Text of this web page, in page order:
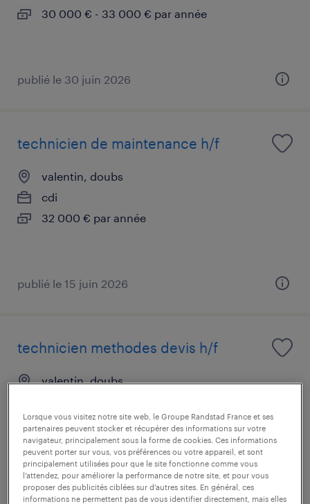
30 000 € - 33 000 € par année
publié le 30 juin 2026
technicien de maintenance h/f
valentin, doubs
cdi
32 000 € par année
publié le 15 juin 2026
technicien methodes devis h/f
valentin, doubs
35 000 € - 40 000 € par année
publié le 25 mai 2026
Lorsque vous visitez notre site web, le Groupe Randstad France et ses
partenaires peuvent stocker et récupérer des informations sur votre
navigateur, principalement sous la forme de cookies. Ces informations
peuvent porter sur vous, vos préférences ou votre appareil, et sont
principalement utilisées pour que le site fonctionne comme vous
l’attendez, pour améliorer la performance de notre site, et pour vous
proposer des publicités ciblées sur d’autres sites. En général, ces
informations ne permettent pas de vous identifier directement, mais elles